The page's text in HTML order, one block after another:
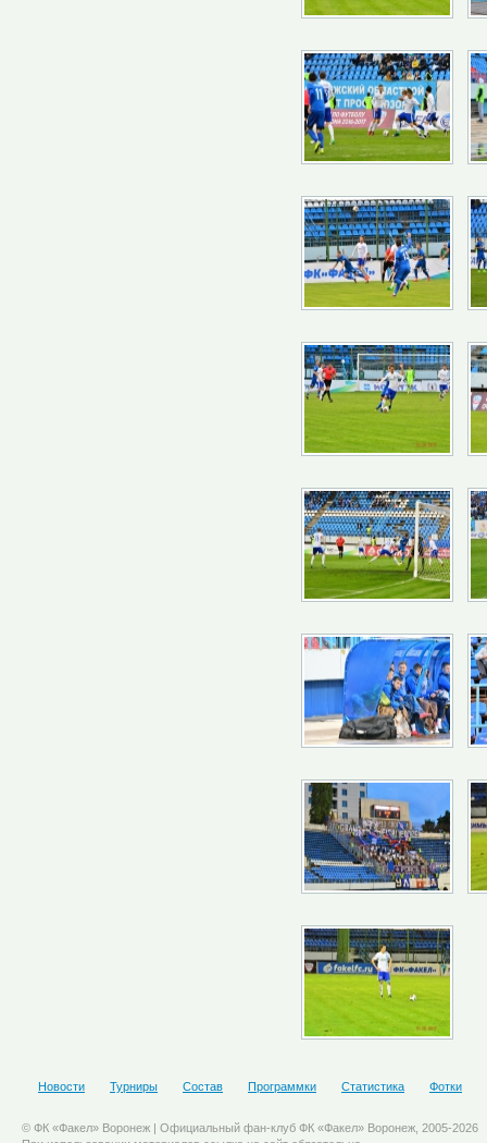
Новости Турниры Состав Программки Статистика Фотки
© ФК «Факел» Воронеж | Официальный фан-клуб ФК «Факел» Воронеж, 2005-2026